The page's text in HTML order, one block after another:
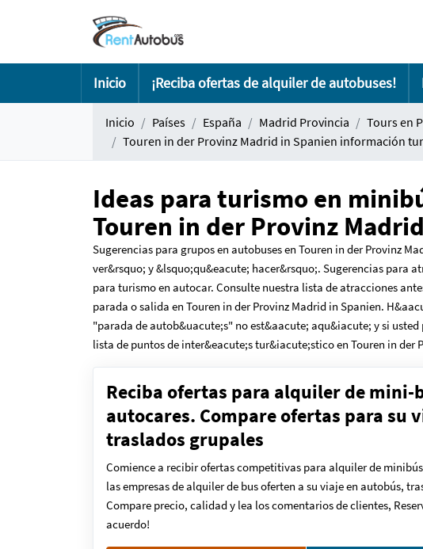
Inicio ¡Reciba ofertas de alquiler de autobuses!
Inicio Países España Madrid Provincia
Tours en
Touren in der Provinz Madrid in Spanien información
Ideas para turismo en
Touren in der Provinz
Sugerencias para grupos en autobuses en Touren in der Provinz
ver&rsquo; y &lsquo;qu&eacute; hacer&rsquo;. Sugerencias para
para turismo en autocar. Consulte nuestra lista de atracciones
parada o salida en Touren in der Provinz Madrid in Spanien.
"parada de autob&uacute;s" no est&aacute; aqu&iacute; y si
lista de puntos de inter&eacute;s tur&iacute;stico en Touren in der
Reciba ofertas para alquiler de mini-
autocares. Compare ofertas para su
traslados grupales
Comience a recibir ofertas competitivas para alquiler de
las empresas de alquiler de bus oferten a su viaje en autobús,
Compare precio, calidad y lea los comentarios de clientes,
acuerdo!